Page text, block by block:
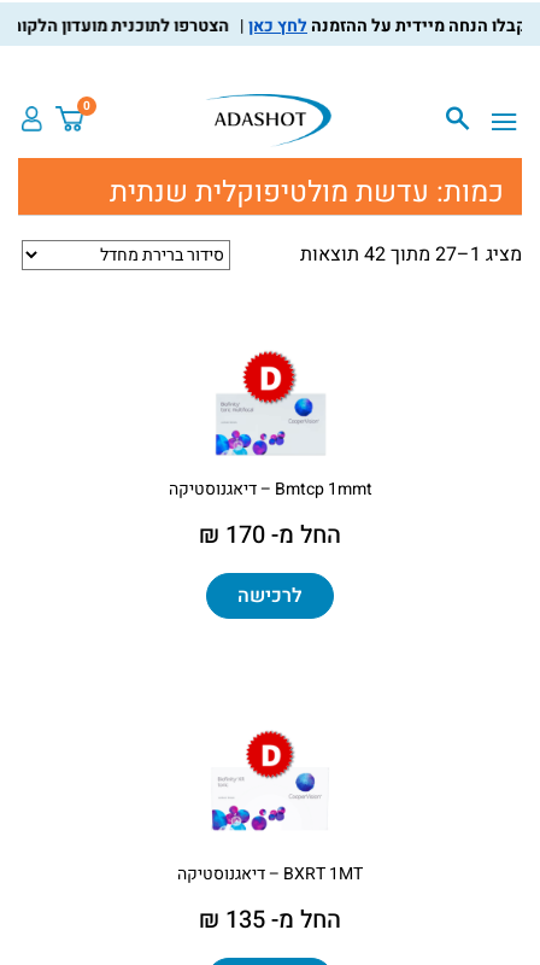
לחץ כאן הצטרפו לתוכנית מועדון הלקוחות,
0
כמות: עדשת מולטיפוקלית שנתית
מציג 1–27 מתוך 42 תוצאות
Bmtcp 1mmt – דיאגנוסטיקה
החל מ- 170 ₪
לרכישה
BXRT 1MT – דיאגנוסטיקה
החל מ- 135 ₪